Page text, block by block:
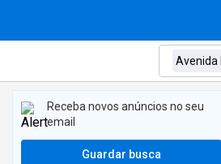
Receba novos anúncios no seu
email
Guardar busca